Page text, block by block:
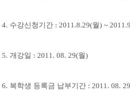
4. 수강신청기간: 2011.8.29(월) ~
5. 개강일 : 2011. 08. 29(월)
6. 복학생 등록금 납부기간: 2011. 08.